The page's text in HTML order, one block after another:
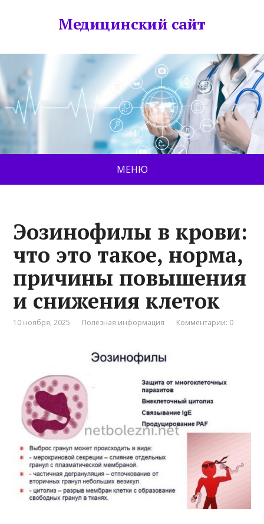
Медицинский сайт
МЕНЮ
Эозинофилы в крови:
что это такое, норма,
причины повышения
и снижения клеток
10 ноября, 2025 Полезная информация Комментарии: 0